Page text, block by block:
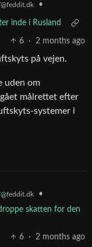
@feddit.dk •
inde i Rusland
6 · 2 months ago
på vejen.
uden om
målrettet efter
systemer i
@feddit.dk
•
skatten for den
6
· 2 months ago